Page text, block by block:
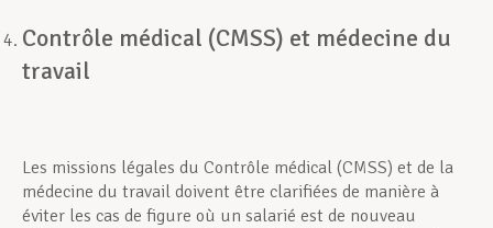
Contrôle médical (CMSS) et médecine du
travail
Les missions légales du Contrôle médical (CMSS) et de la
médecine du travail doivent être clarifiées de manière à
éviter les cas de figure où un salarié est de nouveau